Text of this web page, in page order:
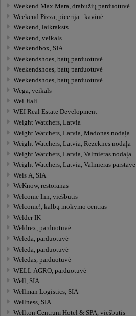
Weekend Max Mara, drabužių parduotuvė
Weekend Pizza, picerija - kavinė
Weekend, laikraksts
Weekend, veikals
Weekendbox, SIA
Weekendshoes, batų parduotuvė
Weekendshoes, batų parduotuvė
Weekendshoes, batų parduotuvė
Wega, veikals
Wei Jiali
WEI Real Estate Development
Weight Watchers, Latvia
Weight Watchers, Latvia, Madonas nodaļa
Weight Watchers, Latvia, Rēzeknes nodaļa
Weight Watchers, Latvia, Valmieras nodaļa
Weight Watchers, Latvia, Valmieras pārstāve
Weis A, SIA
WeKnow, restoranas
Welcome Inn, viešbutis
Welcome!, kalbų mokymo centras
Welder IK
Weldrex, parduotuvė
Weleda, parduotuvė
Weleda, parduotuvė
Weledas, parduotuvė
WELL AGRO, parduotuvė
Well, SIA
Wellman Logistics, SIA
Wellness, SIA
Wellton Centrum Hotel & SPA, viešbutis